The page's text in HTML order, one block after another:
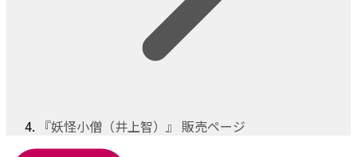
『妖怪小僧（井上智）』 販売ページ